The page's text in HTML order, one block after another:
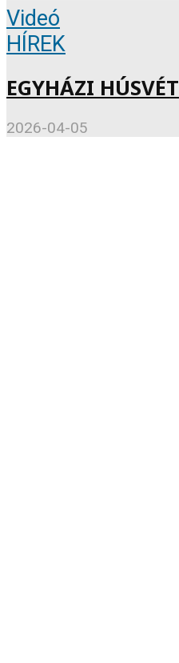
Videó
HÍREK
EGYHÁZI HÚSVÉT
2026-04-05